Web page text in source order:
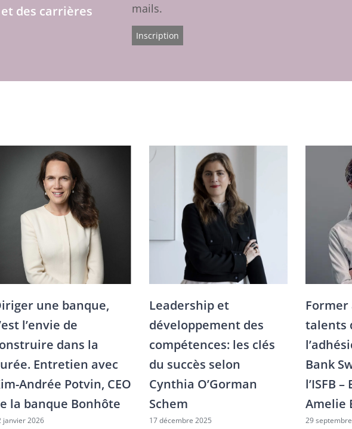
des carrières
mails.
une banque,
l’envie de
dans la
Entretien avec
Andrée Potvin, CEO
la banque Bonhôte
janvier 2026
Leadership et
développement des
compétences: les clés
du succès selon
Cynthia O’Gorman
Schem
17 décembre 2025
Former
talents
Bank
l’ISFB
Amelie
29